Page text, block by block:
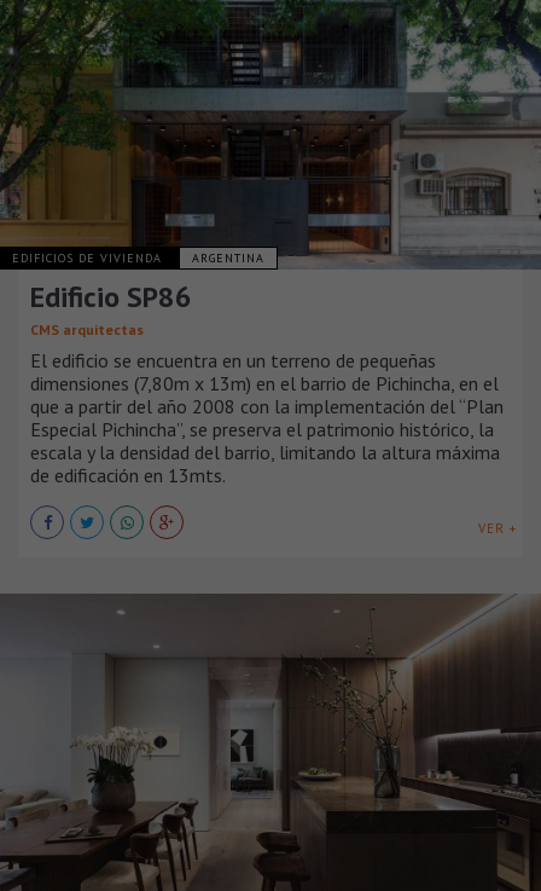
EDIFICIOS DE VIVIENDA ARGENTINA
Edificio SP86
CMS arquitectas
El edificio se encuentra en un terreno de pequeñas
dimensiones (7,80m x 13m) en el barrio de Pichincha, en el
que a partir del año 2008 con la implementación del “Plan
Especial Pichincha”, se preserva el patrimonio histórico, la
escala y la densidad del barrio, limitando la altura máxima
de edificación en 13mts.
VER +